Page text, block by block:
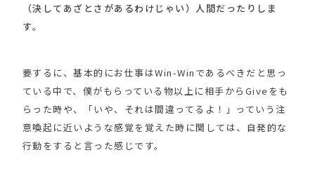
（決してあざとさがあるわけじゃい）人間だったりしま
す。
要するに、基本的にお仕事はWin-Winであるべきだと思っ
ている中で、僕がもらっている物以上に相手からGiveをも
らった時や、「いや、それは間違ってるよ！」っていう注
意喚起に近いような感覚を覚えた時に関しては、自発的な
行動をすると言った感じです。